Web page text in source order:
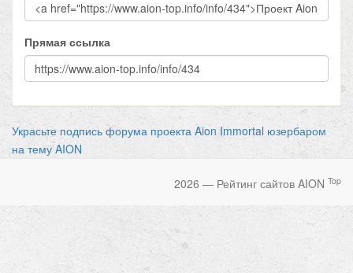
Прямая ссылка
Украсьте подпись форума проекта Aion Immortal юзербаром
на тему AION
2026 — Рейтинг сайтов AION Top